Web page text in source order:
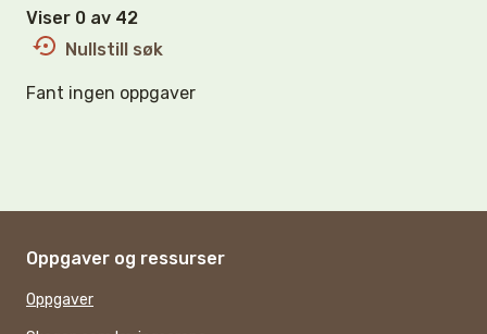
Viser 0 av 42
Nullstill søk
Fant ingen oppgaver
Oppgaver og ressurser
Oppgaver